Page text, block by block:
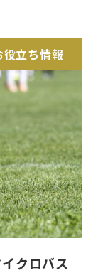
役立ち情報
クロバス